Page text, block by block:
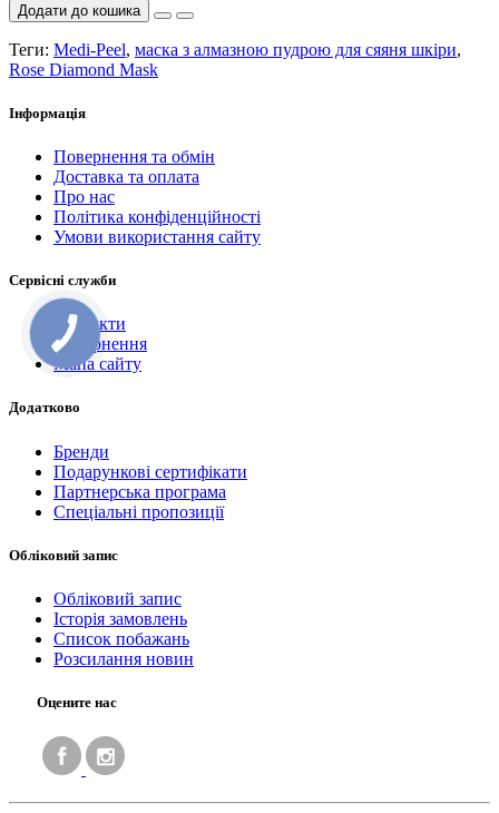
Додати до кошика
Теги: Medi-Peel, маска з алмазною пудрою для сяяня шкіри,
Rose Diamond Mask
Інформація
Повернення та обмін
Доставка та оплата
Про нас
Політика конфіденційності
Умови використання сайту
Сервісні служби
Контакти
Повернення
Мапа сайту
Додатково
Бренди
Подарункові сертифікати
Партнерська програма
Спеціальні пропозиції
Обліковий запис
Обліковий запис
Історія замовлень
Список побажань
Розсилання новин
Оцените нас